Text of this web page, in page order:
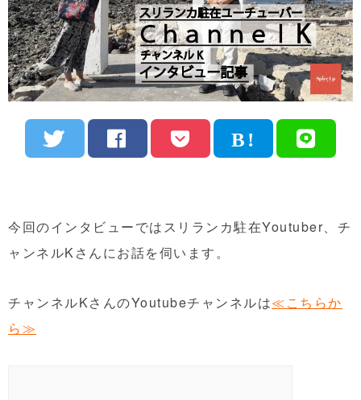
今回のインタビューではスリランカ駐在Youtuber、チ
ャンネルKさんにお話を伺います。
チャンネルKさんのYoutubeチャンネルは≪こちらか
ら≫